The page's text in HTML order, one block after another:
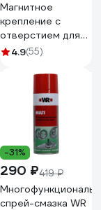
Магнитное
крепление с
отверстием для
самореза
шт. 9-1612018-004
4.9(55)
-31%
290 ₽419 ₽
спрей-смазка WR